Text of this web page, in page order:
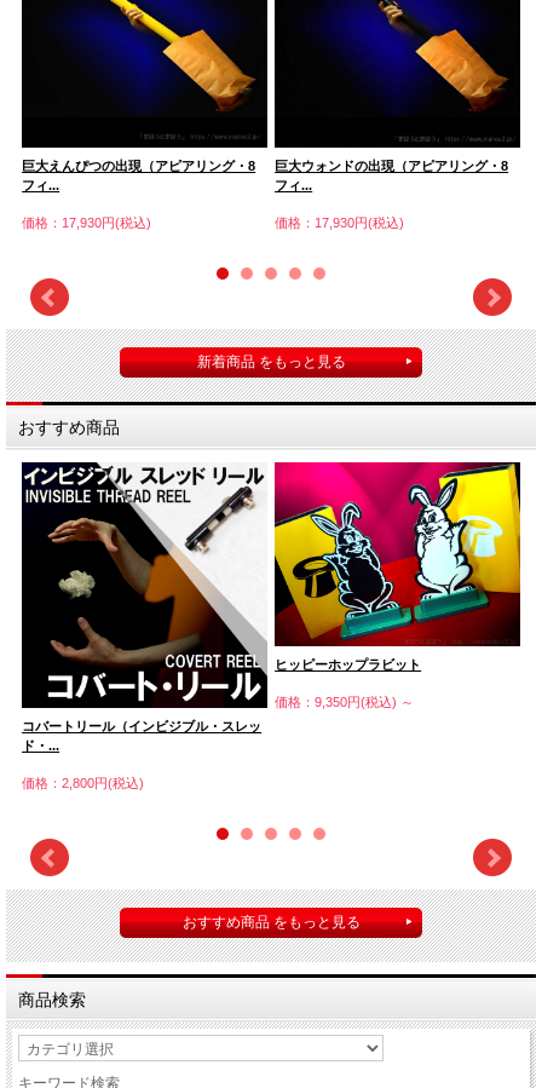
巨大えんぴつの出現（アピアリング・8
フィ...
価格：17,930円(税込)
巨大ウォンドの出現（アピアリング・8
フィ...
価格：17,930円(税込)
新着商品 をもっと見る
おすすめ商品
コバートリール（インビジブル・スレッ
ド・...
価格：2,800円(税込)
ヒッピーホップラビット
価格：9,350円(税込) ～
おすすめ商品 をもっと見る
商品検索
キーワード検索